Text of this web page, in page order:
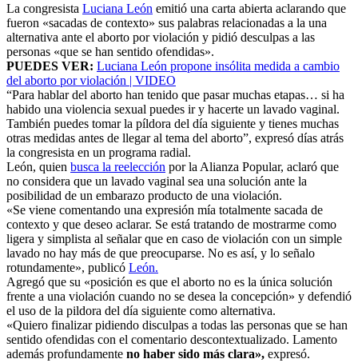
La congresista Luciana León emitió una carta abierta aclarando que
fueron «sacadas de contexto» sus palabras relacionadas a la una
alternativa ante el aborto por violación y pidió desculpas a las
personas «que se han sentido ofendidas».
PUEDES VER: Luciana León propone insólita medida a cambio
del aborto por violación | VIDEO
“Para hablar del aborto han tenido que pasar muchas etapas… si ha
habido una violencia sexual puedes ir y hacerte un lavado vaginal.
También puedes tomar la píldora del día siguiente y tienes muchas
otras medidas antes de llegar al tema del aborto”, expresó días atrás
la congresista en un programa radial.
León, quien busca la reelección por la Alianza Popular, aclaró que
no considera que un lavado vaginal sea una solución ante la
posibilidad de un embarazo producto de una violación.
«Se viene comentando una expresión mía totalmente sacada de
contexto y que deseo aclarar. Se está tratando de mostrarme como
ligera y simplista al señalar que en caso de violación con un simple
lavado no hay más de que preocuparse. No es así, y lo señalo
rotundamente», publicó León.
Agregó que su «posición es que el aborto no es la única solución
frente a una violación cuando no se desea la concepción» y defendió
el uso de la pildora del día siguiente como alternativa.
«Quiero finalizar pidiendo disculpas a todas las personas que se han
sentido ofendidas con el comentario descontextualizado. Lamento
además profundamente no haber sido más clara», expresó.